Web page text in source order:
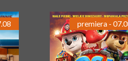
premiera -